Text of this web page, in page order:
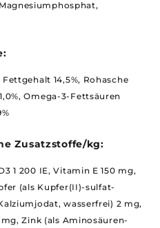
14,5%, Rohasche
Omega-3-Fettsäuren
Zusatzstoffe/kg:
1 200 IE, Vitamin E 150 mg,
(als Kupfer(II)-sulfat-
wasserfrei) 2 mg,
Zink (als Aminosäuren-